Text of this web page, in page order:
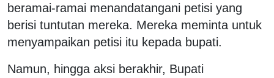
beramai-ramai menandatangani petisi yang
berisi tuntutan mereka. Mereka meminta untuk
menyampaikan petisi itu kepada bupati.
Namun, hingga aksi berakhir, Bupati